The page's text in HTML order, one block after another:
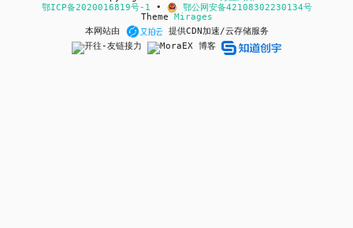
鄂ICP备2020016819号-1 •
鄂公网安备42108302230134号
Theme Mirages
本网站由
提供CDN加速/云存储服务